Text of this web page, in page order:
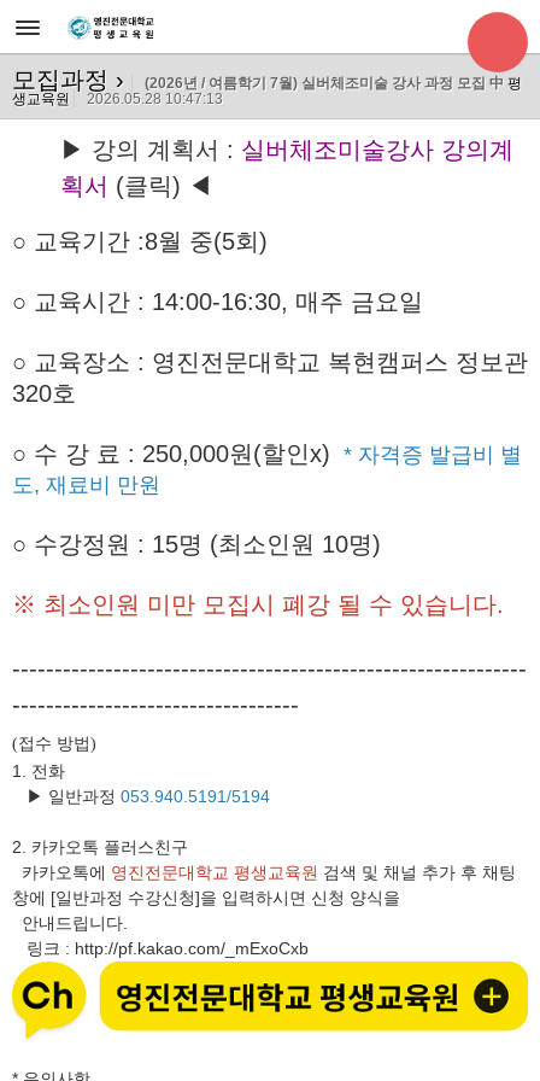
모집과정 › (2026년 / 여름학기 7월) 실버체조미술 강사 과정 모집 中 평
생교육원
2026.05.28 10:47:13
▶ 강의 계획서 : 실버체조미술강사 강의계
획서 (클릭) ◀
○ 교육기간 :8월 중(5회)
○ 교육시간 : 14:00-16:30, 매주 금요일
○ 교육장소 : 영진전문대학교 복현캠퍼스 정보관
320호
○ 수 강 료 : 250,000원(할인x) * 자격증 발급비 별
도, 재료비 만원
○ 수강정원 : 15명 (최소인원 10명)
※ 최소인원 미만 모집시 폐강 될 수 있습니다.
-------------------------------------------------------------
----------------------------------
(접수 방법)
1. 전화
▶ 일반과정 053.940.5191/5194
2. 카카오톡 플러스친구
카카오톡에 영진전문대학교 평생교육원 검색 및 채널 추가 후 채팅
창에 [일반과정 수강신청]을 입력하시면 신청 양식을
안내드립니다.
링크 : http://pf.kakao.com/_mExoCxb